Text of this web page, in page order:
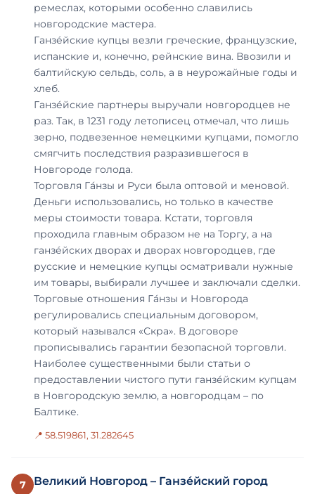
ремеслах, которыми особенно славились
новгородские мастера.
Ганзе́йские купцы везли греческие, французские,
испанские и, конечно, рейнские вина. Ввозили и
балтийскую сельдь, соль, а в неурожайные годы и
хлеб.
Ганзе́йские партнеры выручали новгородцев не
раз. Так, в 1231 году летописец отмечал, что лишь
зерно, подвезенное немецкими купцами, помогло
смягчить последствия разразившегося в
Новгороде голода.
Торговля Га́нзы и Руси была оптовой и меновой.
Деньги использовались, но только в качестве
меры стоимости товара. Кстати, торговля
проходила главным образом не на Торгу, а на
ганзе́йских дворах и дворах новгородцев, где
русские и немецкие купцы осматривали нужные
им товары, выбирали лучшее и заключали сделки.
Торговые отношения Га́нзы и Новгорода
регулировались специальным договором,
который назывался «Скра». В договоре
прописывались гарантии безопасной торговли.
Наиболее существенными были статьи о
предоставлении чистого пути ганзе́йским купцам
в Новгородскую землю, а новгородцам – по
Балтике.
📍 58.519861, 31.282645
7 Великий Новгород – Ганзе́йский город